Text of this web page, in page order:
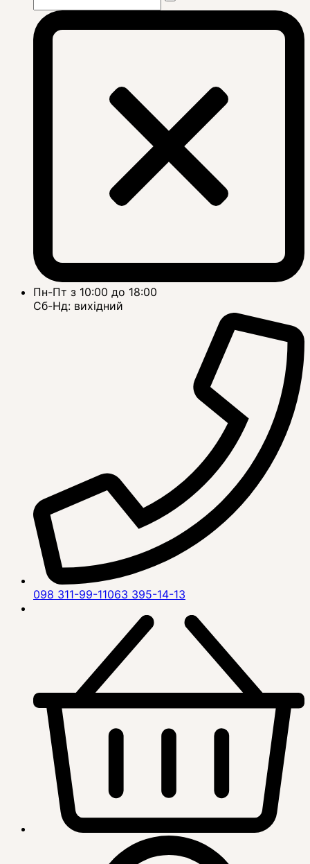
Пн-Пт з 10:00 до 18:00
Сб-Нд: вихідний
098 311-99-11063 395-14-13